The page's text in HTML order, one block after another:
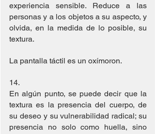
experiencia sensible. Reduce a las
personas y a los objetos a su aspecto, y
olvida, en la medida de lo posible, su
textura.
La pantalla táctil es un oxímoron.
14.
En algún punto, se puede decir que la
textura es la presencia del cuerpo, de
su deseo y su vulnerabilidad radical; su
presencia no solo como huella, sino